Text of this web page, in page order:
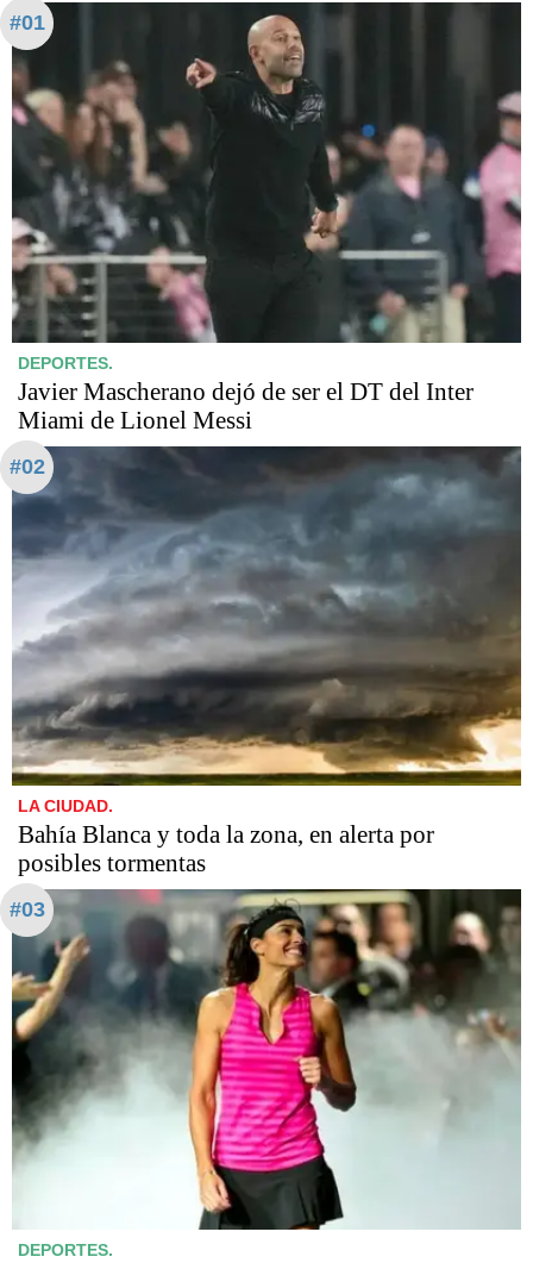
#01
DEPORTES.
Javier Mascherano dejó de ser el DT del Inter
Miami de Lionel Messi
#02
LA CIUDAD.
Bahía Blanca y toda la zona, en alerta por
posibles tormentas
#03
DEPORTES.